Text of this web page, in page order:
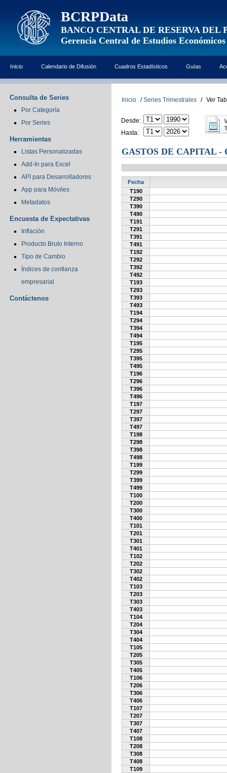
BCRPData
BANCO CENTRAL DE RESERVA DEL
Gerencia Central de Estudios Económicos
Inicio Calendario de Difusión Cuadros Estadísticos Guías
Consulta de Series
Por Categoría
Por Series
Herramientas
Listas Personalizadas
Add-In para Excel
API para Desarrolladores
App para Móviles
Metadatos
Encuesta de Expectativas
Inflación
Producto Bruto Interno
Tipo de Cambio
Índices de confianza
empresarial
Contáctenos
Inicio / Series Trimestrales / Ver
Desde:
Hasta:
GASTOS DE CAPITAL -
Fecha
T190
T290
T390
T490
T191
T291
T391
T491
T192
T292
T392
T492
T193
T293
T393
T493
T194
T294
T394
T494
T195
T295
T395
T495
T196
T296
T396
T496
T197
T297
T397
T497
T198
T298
T398
T498
T199
T299
T399
T499
T100
T200
T300
T400
T101
T201
T301
T401
T102
T202
T302
T402
T103
T203
T303
T403
T104
T204
T304
T404
T105
T205
T305
T405
T106
T206
T306
T406
T107
T207
T307
T407
T108
T208
T308
T408
T109